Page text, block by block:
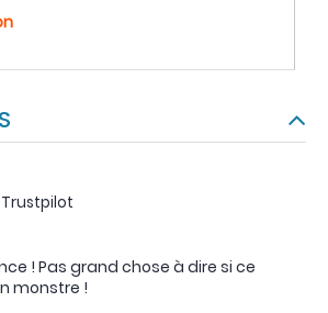
! Pas grand chose à dire si ce
monstre !